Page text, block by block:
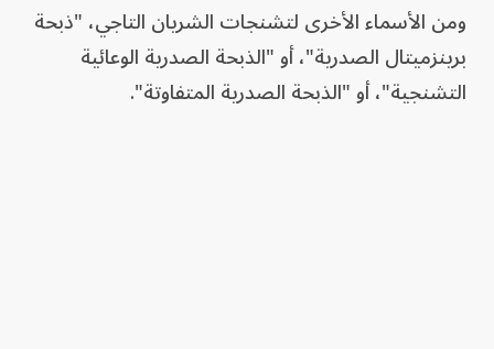
ومن الأسماء الأخرى لتشنجات الشريان التاجي، "ذبحة
برينزميتال الصدرية"، أو "الذبحة الصدرية الوعائية
التشنجية"، أو "الذبحة الصدرية المتفاوتة".